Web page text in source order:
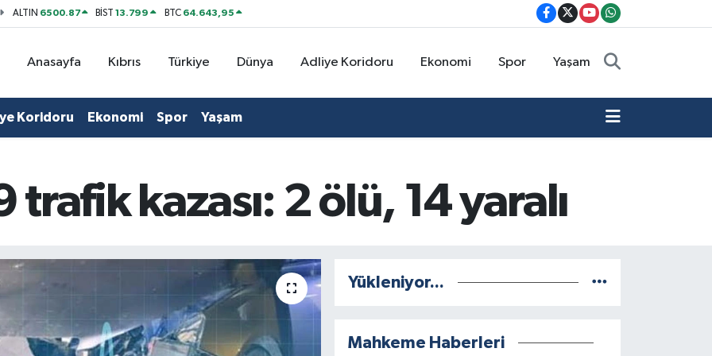
ALTIN 6500.87 BİST13.799 BTC 64.643,95
Anasayfa Kıbrıs Türkiye Dünya Adliye Koridoru Ekonomi Spor Yaşam
Koridoru Ekonomi Spor Yaşam
trafik kazası: 2 ölü, 14 yaralı
Yükleniyor...
Mahkeme Haberleri